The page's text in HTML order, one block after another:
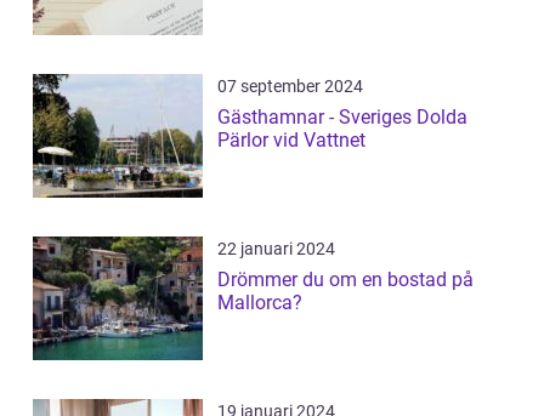
07 september 2024
Gästhamnar - Sveriges Dolda
Pärlor vid Vattnet
22 januari 2024
Drömmer du om en bostad på
Mallorca?
19 januari 2024